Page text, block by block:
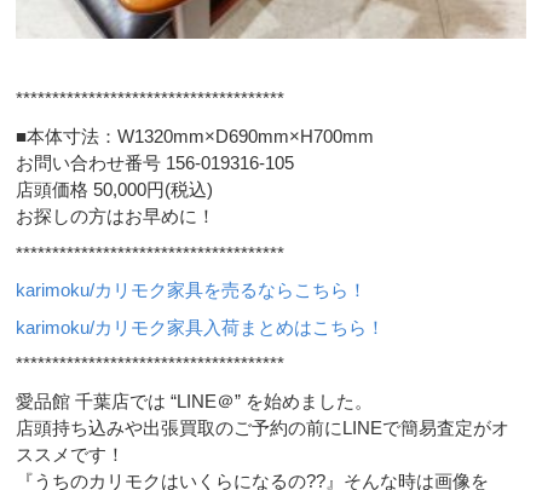
*************************************
■本体寸法：W1320mm×D690mm×H700mm
お問い合わせ番号 156-019316-105
店頭価格 50,000円(税込)
お探しの方はお早めに！
*************************************
karimoku/カリモク家具を売るならこちら！
karimoku/カリモク家具入荷まとめはこちら！
*************************************
愛品館 千葉店では “LINE＠” を始めました。
店頭持ち込みや出張買取のご予約の前にLINEで簡易査定がオ
ススメです！
『うちのカリモクはいくらになるの??』そんな時は画像を